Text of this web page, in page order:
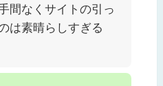
間なくサイトの引っ
は素晴らしすぎる